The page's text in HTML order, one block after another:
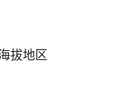
拔地区